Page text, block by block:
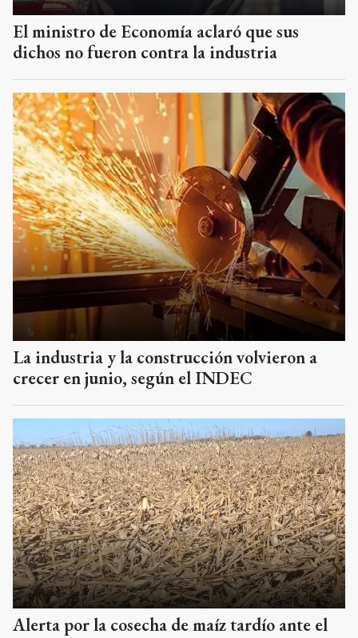
El ministro de Economía aclaró que sus
dichos no fueron contra la industria
La industria y la construcción volvieron a
crecer en junio, según el INDEC
Alerta por la cosecha de maíz tardío ante el